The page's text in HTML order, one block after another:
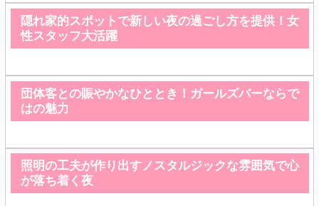
隠れ家的スポットで新しい夜の過ごし方を提供！女
性スタッフ大活躍
団体客との賑やかなひととき！ガールズバーならで
はの魅力
照明の工夫が作り出すノスタルジックな雰囲気で心
が落ち着く夜